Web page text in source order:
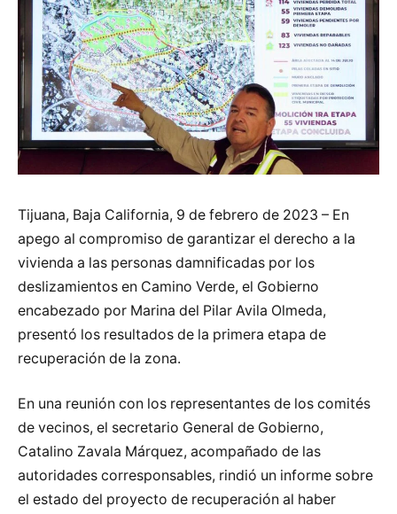
Tijuana, Baja California, 9 de febrero de 2023 – En
apego al compromiso de garantizar el derecho a la
vivienda a las personas damnificadas por los
deslizamientos en Camino Verde, el Gobierno
encabezado por Marina del Pilar Avila Olmeda,
presentó los resultados de la primera etapa de
recuperación de la zona.
En una reunión con los representantes de los comités
de vecinos, el secretario General de Gobierno,
Catalino Zavala Márquez, acompañado de las
autoridades corresponsables, rindió un informe sobre
el estado del proyecto de recuperación al haber